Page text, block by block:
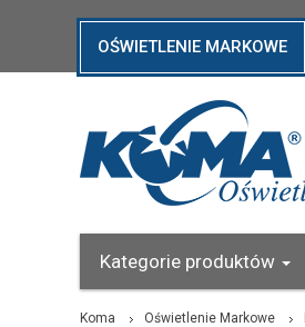
OŚWIETLENIE MARKOWE
Kategorie produktów
Koma Oświetlenie Markowe